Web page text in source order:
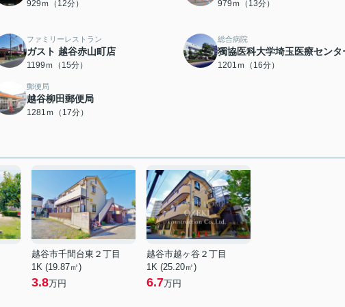
929ｍ（12分） 979ｍ（13分）
ファミリーレストラン
ガスト 越谷赤山町店
1199ｍ（15分）
総合病院
獨協医科大学埼玉医療センタ
1201ｍ（16分）
郵便局
越谷柳田郵便局
1281ｍ（17分）
越谷市千間台東２丁目
1K (19.87㎡)
3.8万円
越谷市越ヶ谷２丁目
1K (25.20㎡)
6.7万円